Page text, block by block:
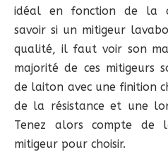
idéal en fonction de la
savoir si un mitigeur
qualité, il faut voir son
majorité de ces mitigeurs
de laiton avec une finition
de la résistance et une
Tenez alors compte de
mitigeur pour choisir.